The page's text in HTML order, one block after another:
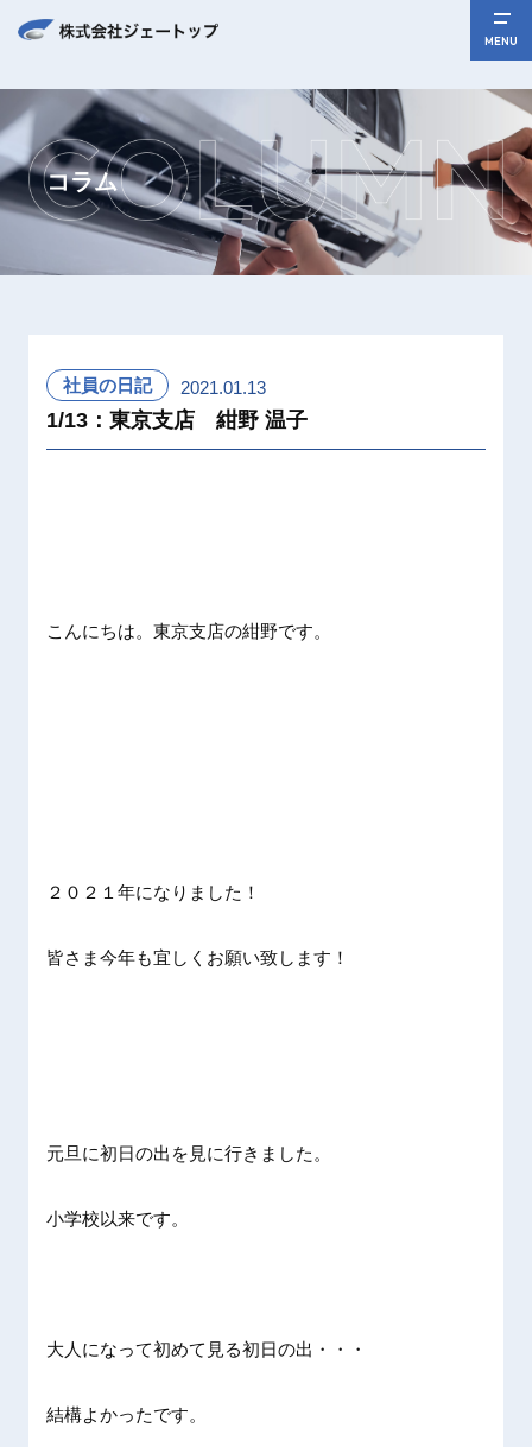
MENU
コラム
社員の日記 2021.01.13
1/13：東京支店 紺野 温子
こんにちは。東京支店の紺野です。
２０２１年になりました！
皆さま今年も宜しくお願い致します！
元旦に初日の出を見に行きました。
小学校以来です。
大人になって初めて見る初日の出・・・
結構よかったです。